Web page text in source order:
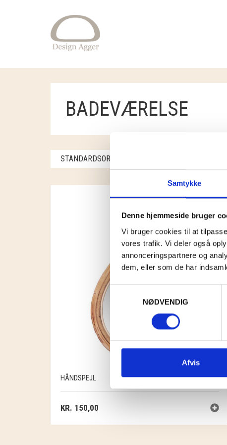
Samtykke
Denne hjemmeside bruger
Vi bruger cookies til at
vores trafik. Vi deler også
annonceringspartnere og
dem, eller som de har
NØDVENDIG
Afvis
BADEVÆRELSE
STANDARDSORTERING
HÅNDSPEJL
KR. 150,00